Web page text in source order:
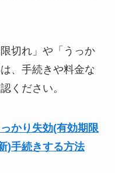
切れ」や「うっか
、手続きや料金な
ください。
かり失効(有効期限
)手続きする方法